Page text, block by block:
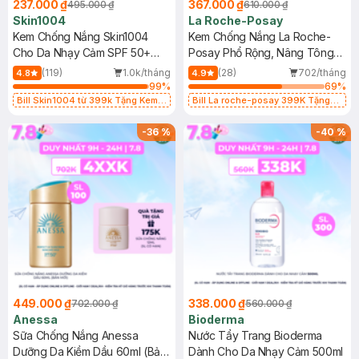
237.000 ₫495.000 ₫
Skin1004
Kem Chống Nắng Skin1004
Cho Da Nhạy Cảm SPF 50+
50ml
4.8 (119)
1.0k/tháng
99%
Bill Skin1004 từ 399k Tặng Kem
SPF 50+ 20ml (SL Có Hạn)
367.000 ₫610.000 ₫
La Roche-Posay
Kem Chống Nắng La Roche-
Posay Phổ Rộng, Nâng Tông
Kiềm Dầu 50ml
4.9 (28)
702/tháng
69%
Bill La roche-posay 399K Tặng
(SL có hạn)
-36%
449.000 ₫702.000 ₫
Anessa
Sữa Chống Nắng Anessa
Dưỡng Da Kiềm Dầu 60ml (Bản
-40%
338.000 ₫560.000 ₫
Bioderma
Nước Tẩy Trang Bioderma
Dành Cho Da Nhạy Cảm 500ml